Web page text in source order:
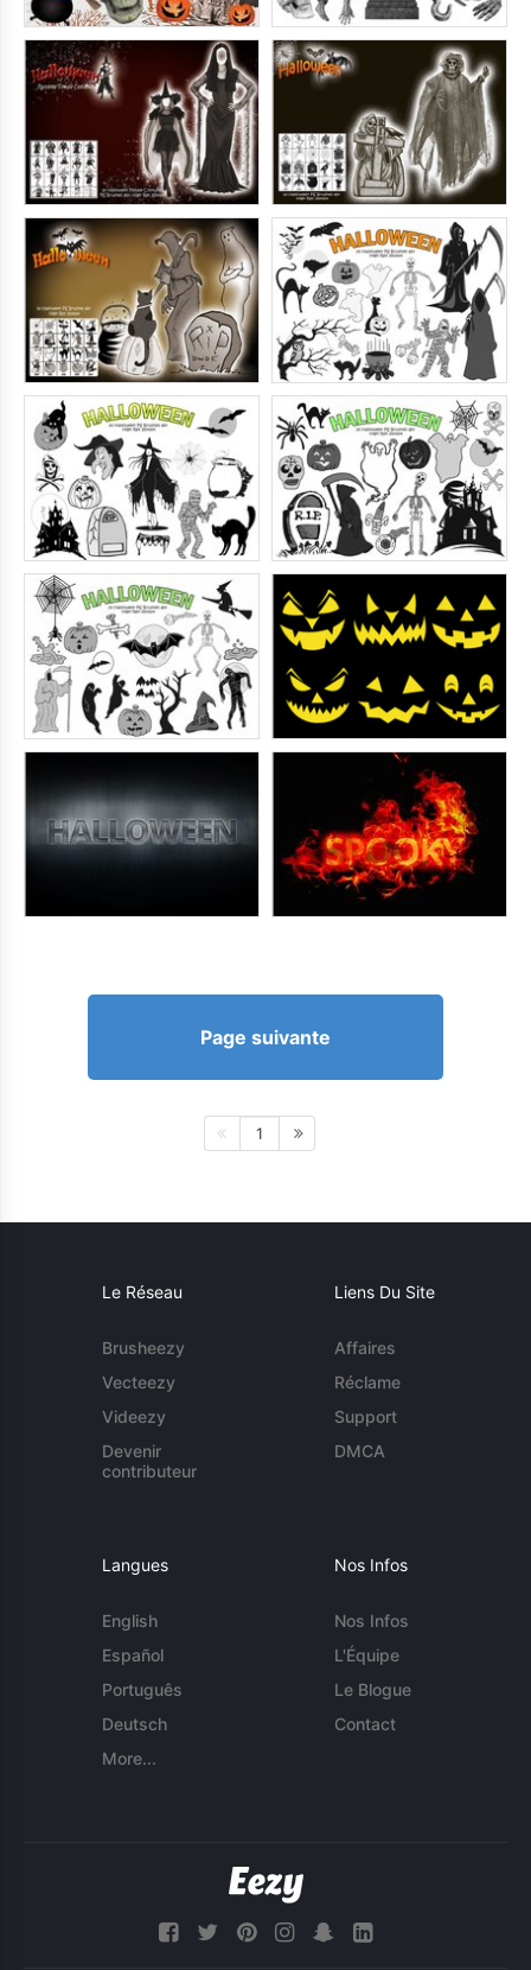
Page suivante
1
Le Réseau
Brusheezy
Vecteezy
Videezy
Devenir
contributeur
Liens Du Site
Affaires
Réclame
Support
DMCA
Langues
English
Español
Português
Deutsch
More...
Nos Infos
Nos Infos
L'Équipe
Le Blogue
Contact